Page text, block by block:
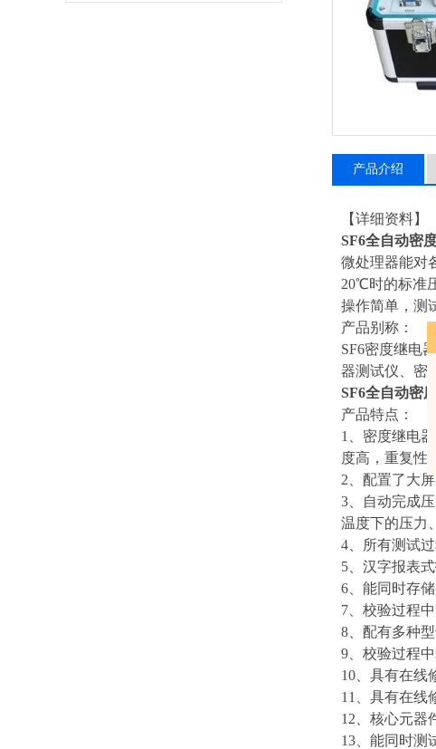
产品介绍
【详细资料】
SF6全自动密
微处理器能对
20℃时的标准
操作简单，测
产品别称：
SF6密度继电
器测试仪、密
SF6全自动密
产品特点：
1、密度继电
度高，重复性
2、配置了大
3、自动完成
温度下的压力
4、所有测试
5、汉字报表
6、能同时存
7、校验过程
8、配有多种
9、校验过程
10、具有在线
11、具有在线
12、核心元器
13、能同时测